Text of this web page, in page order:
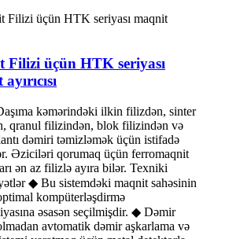
Filizi üçün HTK seriyası
kəmərindəki ilkin filizdən, sinter
qranul filizindən, blok filizindən və
dəmiri təmizləmək üçün istifadə
Əziciləri qorumaq üçün ferromaqnit
ən az filizlə ayıra bilər. Texniki
◆ Bu sistemdəki maqnit sahəsinin
kompüterləşdirmə
əsasən seçilmişdir. ◆ Dəmir
avtomatik dəmir aşkarlama və